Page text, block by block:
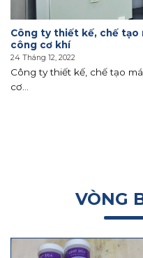
Công ty thiết kế, chế tạo
công cơ khí
24 Tháng 12, 2022
Công ty thiết kế, chế tạo
cơ...
VÒNG